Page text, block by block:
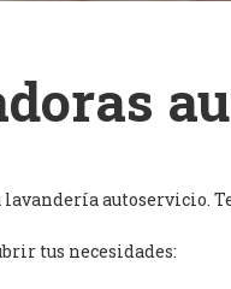
autoservicio.
tus necesidades: